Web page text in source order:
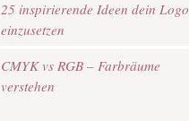
25 inspirierende Ideen dein Logo
einzusetzen
CMYK vs RGB – Farbräume
verstehen